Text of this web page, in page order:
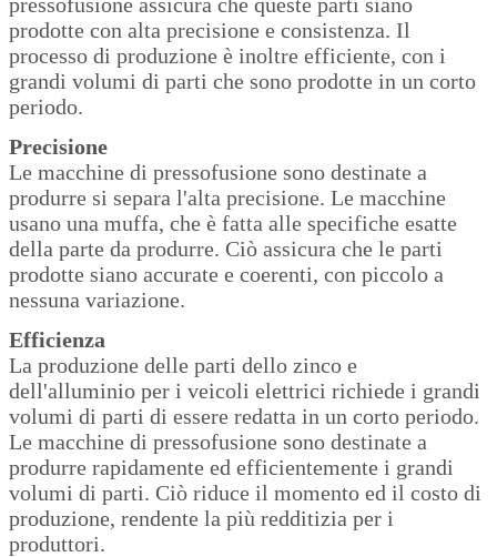
prodotte con alta precisione e consistenza. Il
processo di produzione è inoltre efficiente, con i
grandi volumi di parti che sono prodotte in un corto
periodo.
Precisione
Le macchine di pressofusione sono destinate a
produrre si separa l'alta precisione. Le macchine
usano una muffa, che è fatta alle specifiche esatte
della parte da produrre. Ciò assicura che le parti
prodotte siano accurate e coerenti, con piccolo a
nessuna variazione.
Efficienza
La produzione delle parti dello zinco e
dell'alluminio per i veicoli elettrici richiede i grandi
volumi di parti di essere redatta in un corto periodo.
Le macchine di pressofusione sono destinate a
produrre rapidamente ed efficientemente i grandi
volumi di parti. Ciò riduce il momento ed il costo di
produzione, rendente la più redditizia per i
produttori.